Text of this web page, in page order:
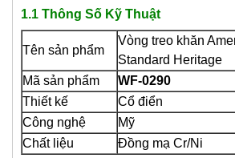
1.1 Thông Số Kỹ Thuật
Tên sản phẩm
Vòng treo khăn
Standard Heritage
Mã sản phẩm
WF-0290
Thiết kế
Cổ điển
Công nghệ
Mỹ
Chất liệu
Đồng mạ Cr/Ni